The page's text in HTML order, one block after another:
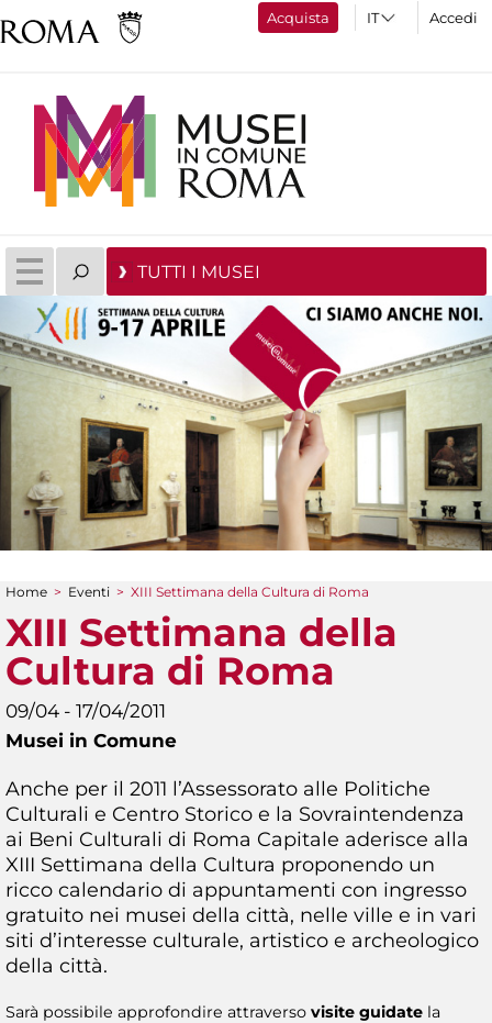
Acquista Accedi
TUTTI I MUSEI
Tu sei qui
Home > Eventi > XIII Settimana della Cultura di Roma
XIII Settimana della
Cultura di Roma
09/04 - 17/04/2011
Musei in Comune
Anche per il 2011 l’Assessorato alle Politiche
Culturali e Centro Storico e la Sovraintendenza
ai Beni Culturali di Roma Capitale aderisce alla
XIII Settimana della Cultura proponendo un
ricco calendario di appuntamenti con ingresso
gratuito nei musei della città, nelle ville e in vari
siti d’interesse culturale, artistico e archeologico
della città.
Sarà possibile approfondire attraverso visite guidate la